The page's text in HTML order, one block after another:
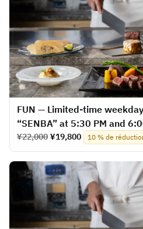
FUN — Limited-time
“SENBA” at 5:30 PM and
¥22,000 ¥19,800 10 % de